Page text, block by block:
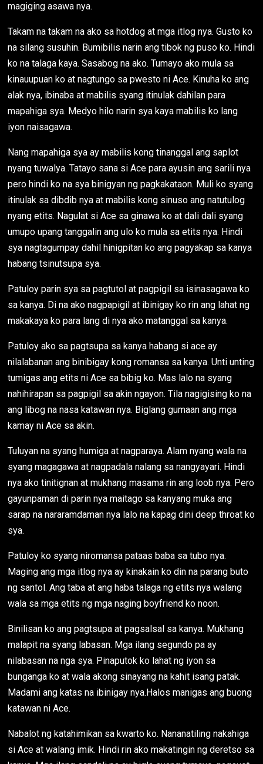
magiging asawa nya.
Takam na takam na ako sa hotdog at mga itlog nya. Gusto ko
na silang susuhin. Bumibilis narin ang tibok ng puso ko. Hindi
ko na talaga kaya. Sasabog na ako. Tumayo ako mula sa
kinauupuan ko at nagtungo sa pwesto ni Ace. Kinuha ko ang
alak nya, ibinaba at mabilis syang itinulak dahilan para
mapahiga sya. Medyo hilo narin sya kaya mabilis ko lang
iyon naisagawa.
Nang mapahiga sya ay mabilis kong tinanggal ang saplot
nyang tuwalya. Tatayo sana si Ace para ayusin ang sarili nya
pero hindi ko na sya binigyan ng pagkakataon. Muli ko syang
itinulak sa dibdib nya at mabilis kong sinuso ang natutulog
nyang etits. Nagulat si Ace sa ginawa ko at dali dali syang
umupo upang tanggalin ang ulo ko mula sa etits nya. Hindi
sya nagtagumpay dahil hinigpitan ko ang pagyakap sa kanya
habang tsinutsupa sya.
Patuloy parin sya sa pagtutol at pagpigil sa isinasagawa ko
sa kanya. Di na ako nagpapigil at ibinigay ko rin ang lahat ng
makakaya ko para lang di nya ako matanggal sa kanya.
Patuloy ako sa pagtsupa sa kanya habang si ace ay
nilalabanan ang binibigay kong romansa sa kanya. Unti unting
tumigas ang etits ni Ace sa bibig ko. Mas lalo na syang
nahihirapan sa pagpigil sa akin ngayon. Tila nagigising ko na
ang libog na nasa katawan nya. Biglang gumaan ang mga
kamay ni Ace sa akin.
Tuluyan na syang humiga at nagparaya. Alam nyang wala na
syang magagawa at nagpadala nalang sa nangyayari. Hindi
nya ako tinitignan at mukhang masama rin ang loob nya. Pero
gayunpaman di parin nya maitago sa kanyang muka ang
sarap na nararamdaman nya lalo na kapag dini deep throat ko
sya.
Patuloy ko syang niromansa pataas baba sa tubo nya.
Maging ang mga itlog nya ay kinakain ko din na parang buto
ng santol. Ang taba at ang haba talaga ng etits nya walang
wala sa mga etits ng mga naging boyfriend ko noon.
Binilisan ko ang pagtsupa at pagsalsal sa kanya. Mukhang
malapit na syang labasan. Mga ilang segundo pa ay
nilabasan na nga sya. Pinaputok ko lahat ng iyon sa
bunganga ko at wala akong sinayang na kahit isang patak.
Madami ang katas na ibinigay nya.Halos manigas ang buong
katawan ni Ace.
Nabalot ng katahimikan sa kwarto ko. Nananatiling nakahiga
si Ace at walang imik. Hindi rin ako makatingin ng deretso sa